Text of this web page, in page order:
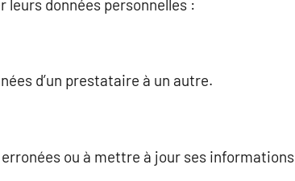
leurs données personnelles :
d’un prestataire à un autre.
ou à mettre à jour ses informations